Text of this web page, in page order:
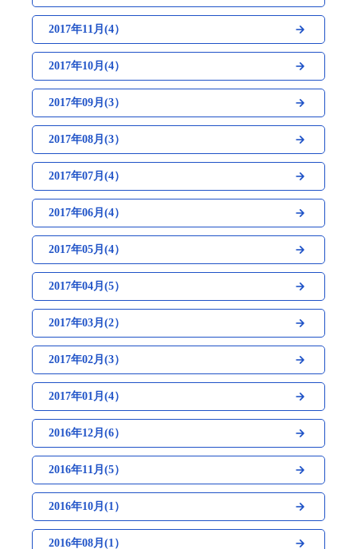
2017年11月(4）
2017年10月(4）
2017年09月(3）
2017年08月(3）
2017年07月(4）
2017年06月(4）
2017年05月(4）
2017年04月(5）
2017年03月(2）
2017年02月(3）
2017年01月(4）
2016年12月(6）
2016年11月(5）
2016年10月(1）
2016年08月(1）